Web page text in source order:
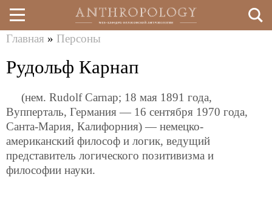
Перейти
к
содержанию
здесь
Главная » Персоны
Рудольф Карнап
(нем. Rudolf Carnap; 18 мая 1891 года,
Вупперталь, Германия — 16 сентября 1970 года,
Санта-Мария, Калифорния) — немецко-
американский философ и логик, ведущий
представитель логического позитивизма и
философии науки.